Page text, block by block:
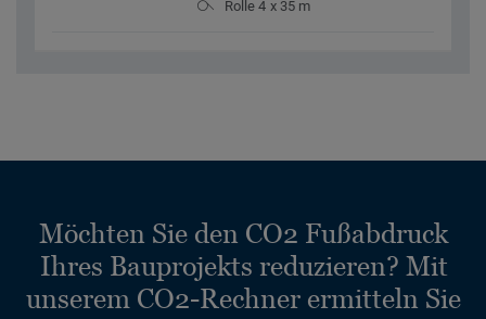
Rolle 4 x 35 m
Möchten Sie den CO2 Fußabdruck
Ihres Bauprojekts reduzieren? Mit
unserem CO2-Rechner ermitteln Sie